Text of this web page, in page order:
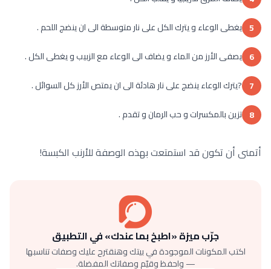
5 يغطى الوعاء و يترك الكل على نار متوسطة الى ان ينضج اللحم .
6 يصفى الأرز من الماء و يضاف الى الوعاء مع الزبيب و يغطى الكل .
7 ?يترك الوعاء ينضج على نار هادئة الى ان يمتص الأرز كل السوائل .
8 تزين بالمكسرات و حب الرمان و تقدم .
أتمنى أن تكون قد استمتعت بهذه الوصفة للأرنب الكبسة!
جرّب ميزة «اطبخ بما عندك» في التطبيق
اكتب المكونات الموجودة في بيتك وهنقترح عليك وصفات تناسبها
— واحفظ وقيّم وصفاتك المفضلة.